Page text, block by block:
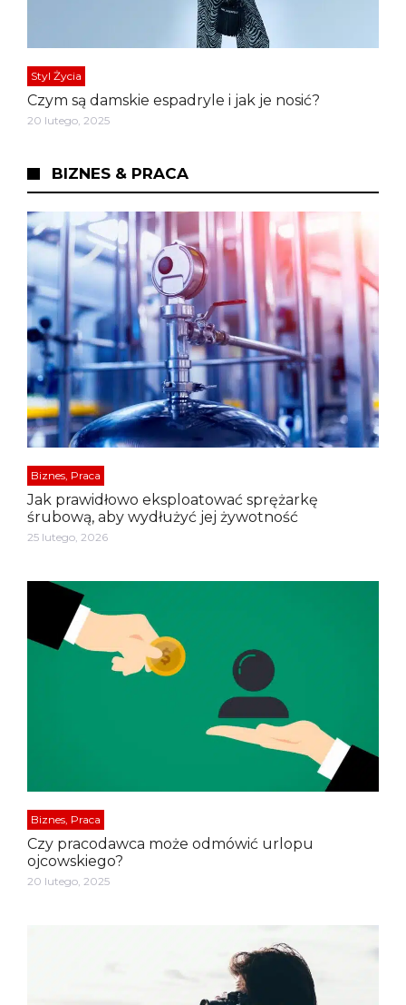
Styl Życia
Czym są damskie espadryle i jak je nosić?
20 lutego, 2025
BIZNES & PRACA
Biznes, Praca
Jak prawidłowo eksploatować sprężarkę
śrubową, aby wydłużyć jej żywotność
25 lutego, 2026
Biznes, Praca
Czy pracodawca może odmówić urlopu
ojcowskiego?
20 lutego, 2025